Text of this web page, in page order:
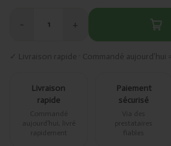
− 1 +
✓ Livraison rapide · Commandé
Livraison
rapide
Commandé
aujourd’hui, livré
rapidement
Paiement
sécurisé
Via des
prestataires
fiables